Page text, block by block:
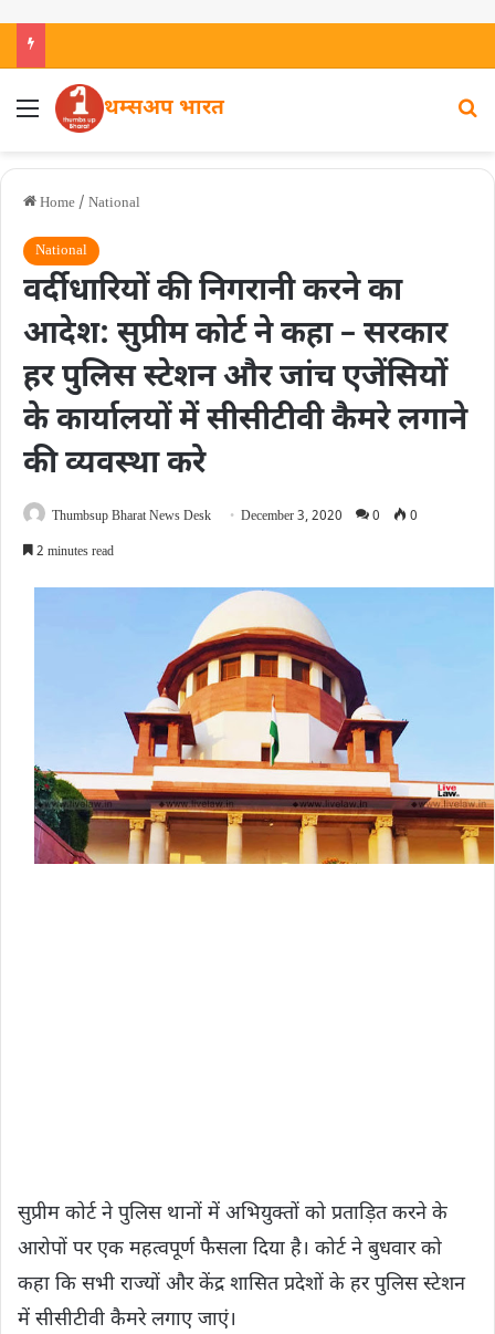
थम्सअप भारत
Home / National
National
वर्दीधारियों की निगरानी करने का
आदेश: सुप्रीम कोर्ट ने कहा – सरकार
हर पुलिस स्टेशन और जांच एजेंसियों
के कार्यालयों में सीसीटीवी कैमरे लगाने
की व्यवस्था करे
Thumbsup Bharat News Desk December 3, 2020 0
0
2 minutes read
सुप्रीम कोर्ट ने पुलिस थानों में अभियुक्तों को प्रताड़ित करने के
आरोपों पर एक महत्वपूर्ण फैसला दिया है। कोर्ट ने बुधवार को
कहा कि सभी राज्यों और केंद्र शासित प्रदेशों के हर पुलिस स्टेशन
में सीसीटीवी कैमरे लगाए जाएं।